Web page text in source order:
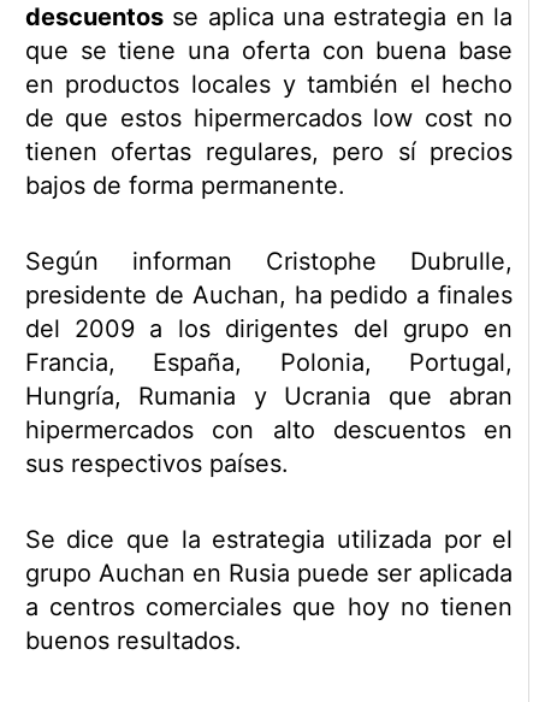
descuentosse aplica una estrategia en la
que se tiene una oferta con buena base
en productos locales y también el hecho
de que estos hipermercados low cost no
tienen ofertas regulares, pero sí precios
bajos de forma permanente.
Según informan Cristophe Dubrulle,
presidente de Auchan, ha pedido a finales
del 2009 a los dirigentes del grupo en
Francia, España, Polonia, Portugal,
Hungría, Rumania y Ucrania que abran
hipermercados con alto descuentos en
sus respectivos países.
Se dice que la estrategia utilizada por el
grupo Auchan en Rusia puede ser aplicada
a centros comerciales que hoy no tienen
buenos resultados.